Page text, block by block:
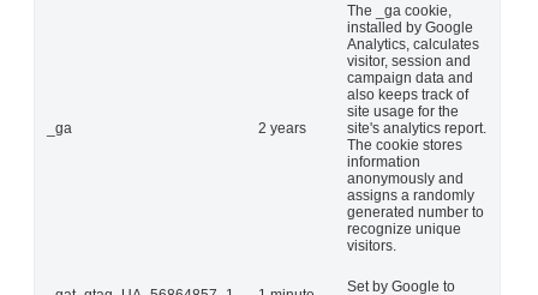
_ga 2 years
The _ga cookie,
installed by Google
Analytics, calculates
visitor, session and
campaign data and
also keeps track of
site usage for the
site's analytics report.
The cookie stores
information
anonymously and
assigns a randomly
generated number to
recognize unique
visitors.
Set by Google to